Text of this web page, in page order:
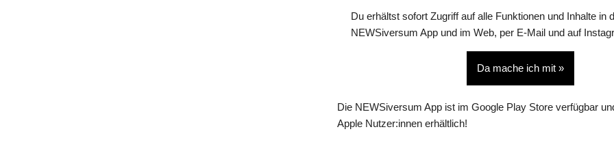
Du erhältst sofort Zugriff auf alle Funktionen und Inhalte in
NEWSiversum App und im Web, per E-Mail und auf
Da mache ich mit »
Die NEWSiversum App ist im Google Play Store verfügbar
Apple Nutzer:innen erhältlich!